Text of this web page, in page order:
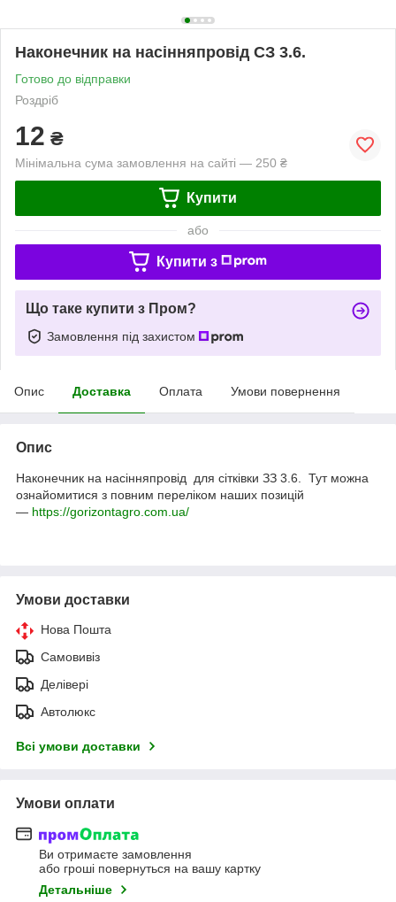
Наконечник на насінняпровід СЗ 3.6.
Готово до відправки
Роздріб
12 ₴
Мінімальна сума замовлення на сайті — 250 ₴
Купити
або
Купити з
Що таке купити з Пром?
Замовлення під захистом
Опис Доставка Оплата Умови повернення
Опис
Наконечник на насінняпровід для сітківки ЗЗ 3.6.
Тут можна
ознайомитися з повним переліком наших позицій
— https://gorizontagro.com.ua/
Умови доставки
Нова Пошта
Самовивіз
Делівері
Автолюкс
Всі умови доставки
Умови оплати
Ви отримаєте замовлення
або гроші повернуться на вашу картку
Детальніше